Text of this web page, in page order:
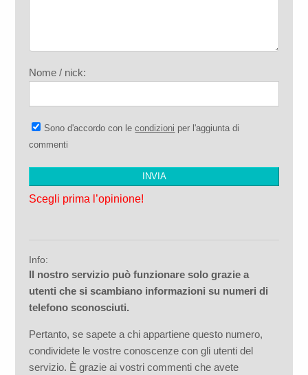
Nome / nick:
Sono d'accordo con lecondizioni per l'aggiunta di
commenti
Scegli prima l’opinione!
Info:
Il nostro servizio può funzionare solo grazie a
utenti che si scambiano informazioni su numeri di
telefono sconosciuti.
Pertanto, se sapete a chi appartiene questo numero,
condividete le vostre conoscenze con gli utenti del
servizio. È grazie ai vostri commenti che avete